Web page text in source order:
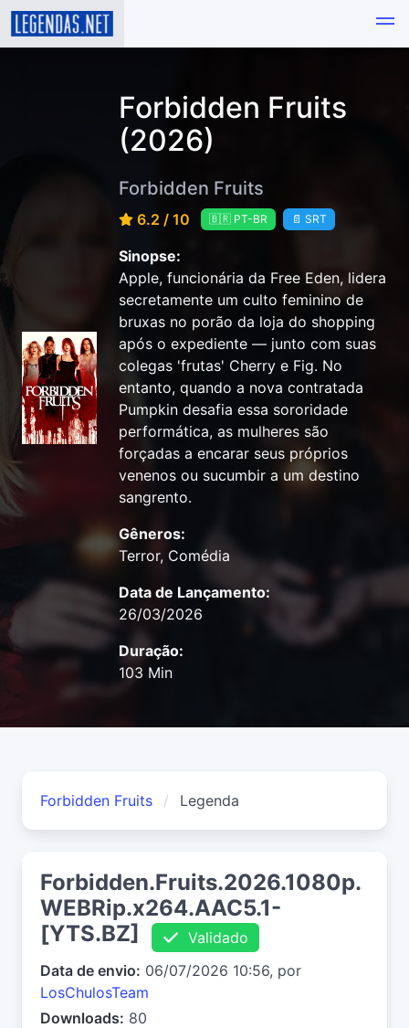
Forbidden Fruits
(2026)
Forbidden Fruits
6.2 / 10 🇧🇷 PT-BR 📄 SRT
Sinopse:
Apple, funcionária da Free Eden, lidera
secretamente um culto feminino de
bruxas no porão da loja do shopping
após o expediente — junto com suas
colegas 'frutas' Cherry e Fig. No
entanto, quando a nova contratada
Pumpkin desafia essa sororidade
performática, as mulheres são
forçadas a encarar seus próprios
venenos ou sucumbir a um destino
sangrento.
Gêneros:
Terror, Comédia
Data de Lançamento:
26/03/2026
Duração:
103 Min
Forbidden Fruits Legenda
Forbidden.Fruits.2026.1080p.
WEBRip.x264.AAC5.1-
[YTS.BZ]
Validado
Data de envio: 06/07/2026 10:56, por
LosChulosTeam
Downloads: 80